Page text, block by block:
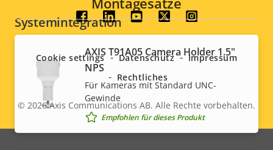
Systemintegration
Eigentumsbeschreibung Eigentumswert
Audioerkennung Ja
Active Tampering –
Alarmeingänge/-ausgänge
AXIS T91A05 Camera Holder 1.5"
NPS
Für Kameras mit Standard UNC-
Gewinde
Empfohlen für dieses Produkt
Social
menu
Legal
© 2026Axis Communications AB. Alle Rechte vorbehalten.
Cookie settings Datenschutz
Impressum
Rechtliches